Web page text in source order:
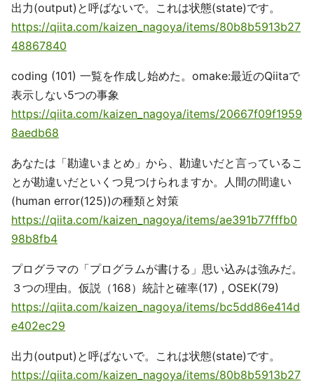
出力(output)と呼ばないで。これは状態(state)です。
https://qiita.com/kaizen_nagoya/items/80b8b5913b27
48867840
coding (101) 一覧を作成し始めた。omake:最近のQiitaで
表示しない5つの事象
https://qiita.com/kaizen_nagoya/items/20667f09f1959
8aedb68
あなたは「勘違いまとめ」から、勘違いだと言っているこ
とが勘違いだといくつ見つけられますか。人間の間違い
(human error(125))の種類と対策
https://qiita.com/kaizen_nagoya/items/ae391b77fffb0
98b8fb4
プログラマの「プログラムが書ける」思い込みは強みだ。
３つの理由。仮説（168）統計と確率(17) , OSEK(79)
https://qiita.com/kaizen_nagoya/items/bc5dd86e414d
e402ec29
出力(output)と呼ばないで。これは状態(state)です。
https://qiita.com/kaizen_nagoya/items/80b8b5913b27